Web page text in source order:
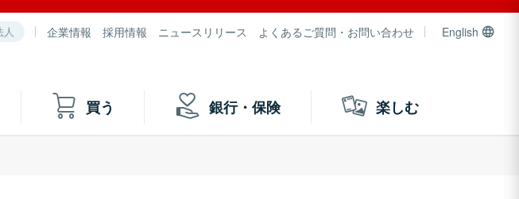
人 企業情報 採用情報 ニュースリリース よくあるご質問・お問い合わせ English
買う 銀行・保険 楽しむ